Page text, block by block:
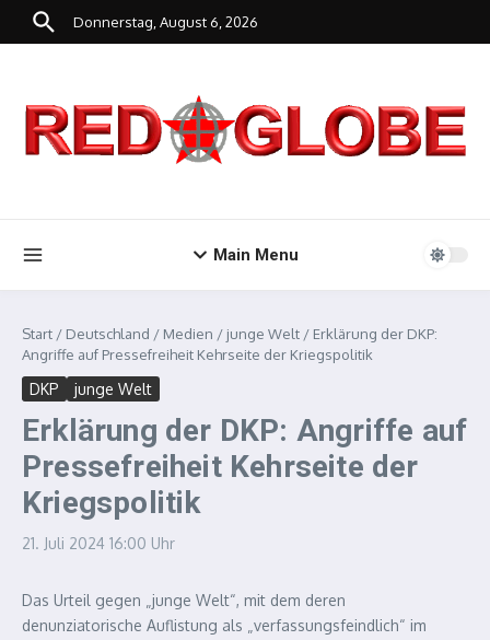
Zum Inhalt springen
Donnerstag, August 6, 2026
Main Menu
Start / Deutschland / Medien / junge Welt / Erklärung der DKP:
Angriffe auf Pressefreiheit Kehrseite der Kriegspolitik
DKP junge Welt
Erklärung der DKP: Angriffe auf
Pressefreiheit Kehrseite der
Kriegspolitik
21. Juli 2024 16:00 Uhr
Das Urteil gegen „junge Welt“, mit dem deren
denunziatorische Auflistung als „verfassungsfeindlich“ im